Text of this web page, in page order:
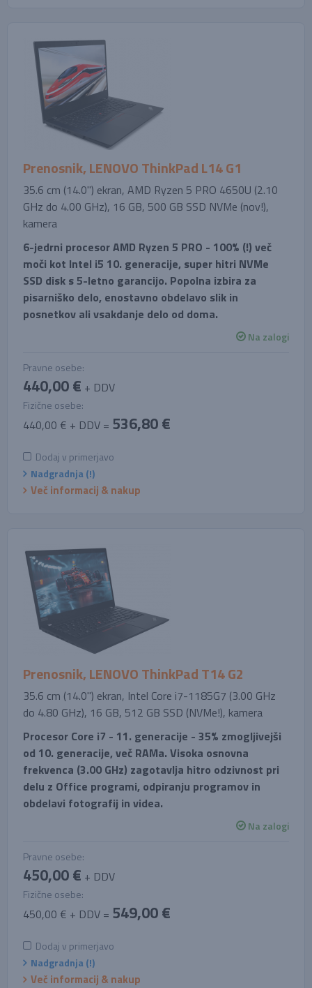
Prenosnik, LENOVO ThinkPad L14 G1
35.6 cm (14.0'') ekran, AMD Ryzen 5 PRO 4650U (2.10
GHz do 4.00 GHz), 16 GB, 500 GB SSD NVMe (nov!),
kamera
6-jedrni procesor AMD Ryzen 5 PRO - 100% (!) več
moči kot Intel i5 10. generacije, super hitri NVMe
SSD disk s 5-letno garancijo. Popolna izbira za
pisarniško delo, enostavno obdelavo slik in
posnetkov ali vsakdanje delo od doma.
Na zalogi
Pravne osebe:
440,00 € + DDV
Fizične osebe:
440,00 € + DDV = 536,80 €
Dodaj v primerjavo
Nadgradnja (!)
Več informacij & nakup
Prenosnik, LENOVO ThinkPad T14 G2
35.6 cm (14.0'') ekran, Intel Core i7-1185G7 (3.00 GHz
do 4.80 GHz), 16 GB, 512 GB SSD (NVMe!), kamera
Procesor Core i7 - 11. generacije - 35% zmogljivejši
od 10. generacije, več RAMa. Visoka osnovna
frekvenca (3.00 GHz) zagotavlja hitro odzivnost pri
delu z Office programi, odpiranju programov in
obdelavi fotografij in videa.
Na zalogi
Pravne osebe:
450,00 € + DDV
Fizične osebe:
450,00 € + DDV = 549,00 €
Dodaj v primerjavo
Nadgradnja (!)
Več informacij & nakup